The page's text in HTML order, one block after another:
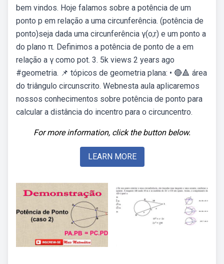
bem vindos. Hoje falamos sobre a potência de um
ponto p em relação a uma circunferência. (potência de
ponto)seja dada uma circunferência γ(o;r) e um ponto a
do plano π. Definimos a potência de ponto de a em
relação a γ como pot. 3. 5k views 2 years ago
#geometria. 📌 tópicos de geometria plana: • 🔴🔺 área
do triângulo circunscrito. Webnesta aula aplicaremos
nossos conhecimentos sobre potência de ponto para
calcular a distância do incentro para o circuncentro.
For more information, click the button below.
LEARN MORE